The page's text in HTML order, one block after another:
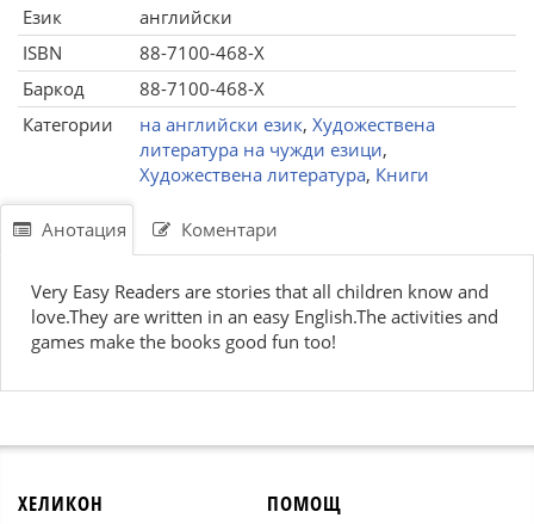
Език
английски
ISBN
88-7100-468-X
Баркод
88-7100-468-X
Категории
на английски език, Художествена
литература на чужди езици,
Художествена литература, Книги
Анотация Коментари
Very Easy Readers are stories that all children know and
love.They are written in an easy English.The activities and
games make the books good fun too!
ХЕЛИКОН ПОМОЩ